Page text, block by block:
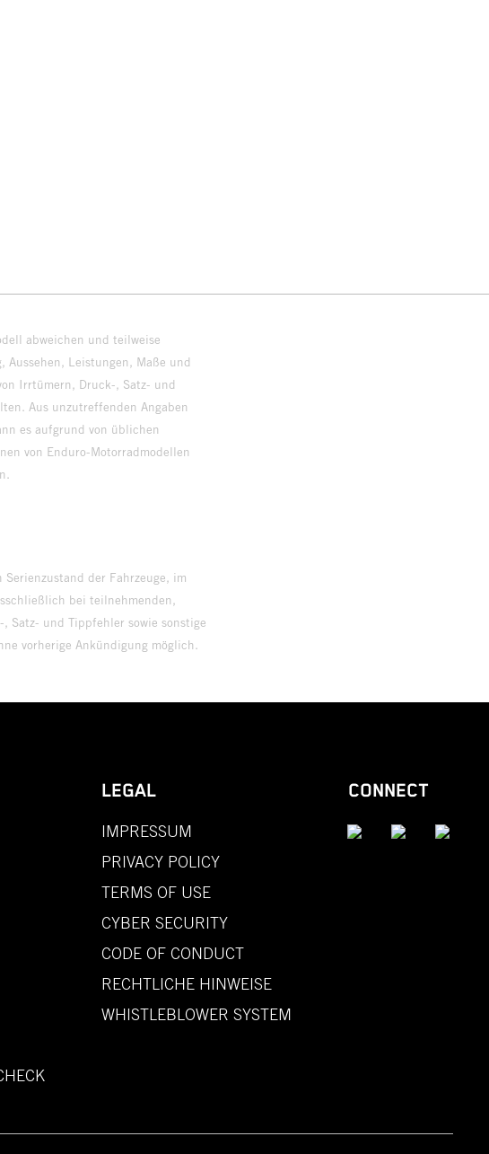
abweichen und teilweise
Aussehen, Leistungen, Maße und
Irrtümern, Druck-, Satz- und
Aus unzutreffenden Angaben
es aufgrund von üblichen
von Enduro-Motorradmodellen
Version.
der Fahrzeuge, im
bei teilnehmenden,
Satz- und Tippfehler sowie sonstige
vorherige Ankündigung möglich.
LEGAL
IMPRESSUM
PRIVACY POLICY
TERMS OF USE
CYBER SECURITY
CODE OF CONDUCT
RECHTLICHE HINWEISE
WHISTLEBLOWER SYSTEM
CONNECT